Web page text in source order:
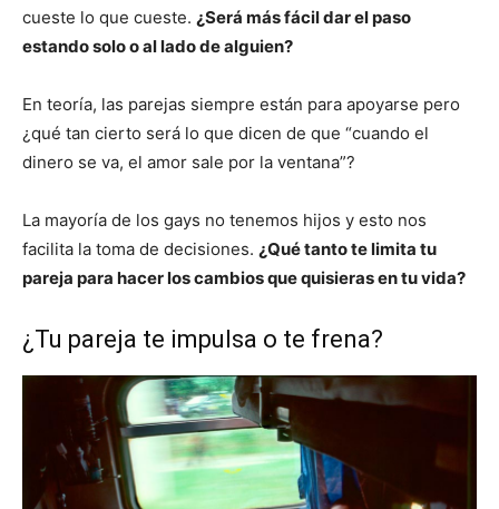
cueste lo que cueste. ¿Será más fácil dar el paso
estando solo o al lado de alguien?
En teoría, las parejas siempre están para apoyarse pero
¿qué tan cierto será lo que dicen de que “cuando el
dinero se va, el amor sale por la ventana”?
La mayoría de los gays no tenemos hijos y esto nos
facilita la toma de decisiones. ¿Qué tanto te limita tu
pareja para hacer los cambios que quisieras en tu vida?
¿Tu pareja te impulsa o te frena?